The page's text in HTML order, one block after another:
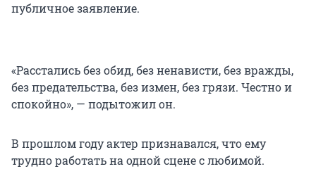
публичное заявление.
«Расстались без обид, без ненависти, без вражды,
без предательства, без измен, без грязи. Честно и
спокойно», — подытожил он.
В прошлом году актер признавался, что ему
трудно работать на одной сцене с любимой.